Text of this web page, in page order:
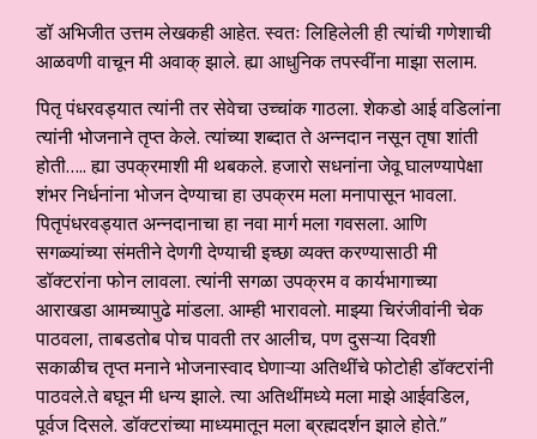
डॉ अभिजीत उत्तम लेखकही आहेत. स्वतः लिहिलेली ही त्यांची गणेशाची
आळवणी वाचून मी अवाक् झाले. ह्या आधुनिक तपस्वींना माझा सलाम.
पितृ पंधरवड्यात त्यांनी तर सेवेचा उच्चांक गाठला. शेकडो आई वडिलांना
त्यांनी भोजनाने तृप्त केले. त्यांच्या शब्दात ते अन्नदान नसून तृषा शांती
होती….. ह्या उपक्रमाशी मी थबकले. हजारो सधनांना जेवू घालण्यापेक्षा
शंभर निर्धनांना भोजन देण्याचा हा उपक्रम मला मनापासून भावला.
पितृपंधरवड्यात अन्नदानाचा हा नवा मार्ग मला गवसला. आणि
सगळ्यांच्या संमतीने देणगी देण्याची इच्छा व्यक्त करण्यासाठी मी
डॉक्टरांना फोन लावला. त्यांनी सगळा उपक्रम व कार्यभागाच्या
आराखडा आमच्यापुढे मांडला. आम्ही भारावलो. माझ्या चिरंजीवांनी चेक
पाठवला, ताबडतोब पोच पावती तर आलीच, पण दुसऱ्या दिवशी
सकाळीच तृप्त मनाने भोजनास्वाद घेणाऱ्या अतिथींचे फोटोही डॉक्टरांनी
पाठवले.ते बघून मी धन्य झाले. त्या अतिथींमध्ये मला माझे आईवडिल,
पूर्वज दिसले. डॉक्टरांच्या माध्यमातून मला ब्रह्मदर्शन झाले होते.”